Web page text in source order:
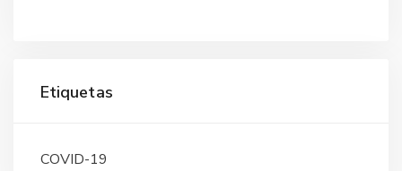
Etiquetas
COVID-19